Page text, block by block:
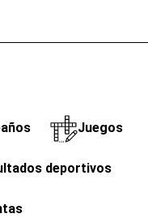
Juegos
deportivos